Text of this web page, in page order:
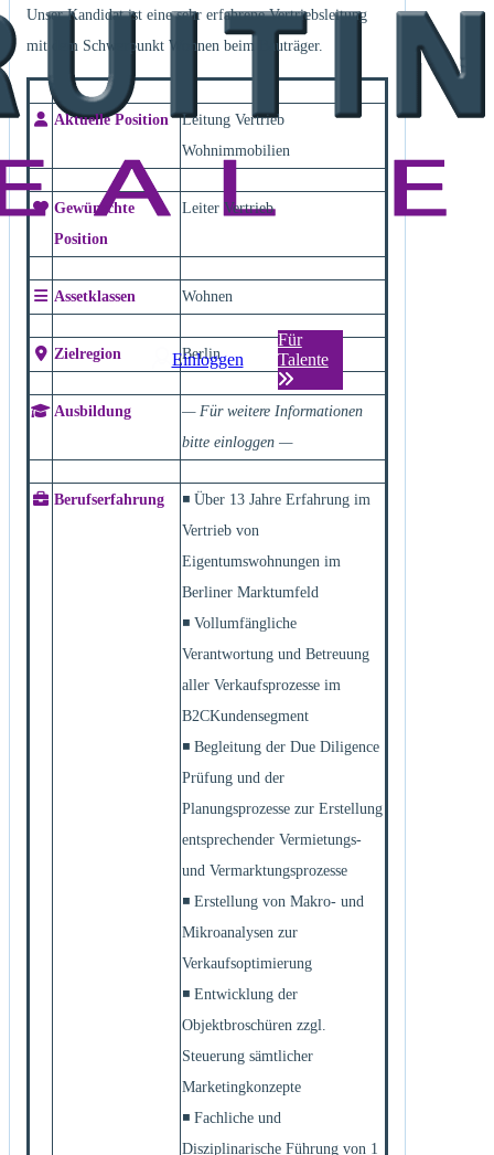
Einloggen
Für
Talente
Unser Kandidat ist eine sehr erfahrene Vertriebsleitung
mit dem Schwerpunkt Wohnen beim Bauträger.
Aktuelle Position
Leitung Vertrieb
Wohnimmobilien
Gewünschte
Position
Leiter Vertrieb
Assetklassen Wohnen
Zielregion Berlin
Ausbildung
— Für weitere Informationen
bitte einloggen —
Berufserfahrung
◾ Über 13 Jahre Erfahrung im
Vertrieb von
Eigentumswohnungen im
Berliner Marktumfeld
◾ Vollumfängliche
Verantwortung und Betreuung
aller Verkaufsprozesse im
B2CKundensegment
◾ Begleitung der Due Diligence
Prüfung und der
Planungsprozesse zur Erstellung
entsprechender Vermietungs-
und Vermarktungsprozesse
◾ Erstellung von Makro- und
Mikroanalysen zur
Verkaufsoptimierung
◾ Entwicklung der
Objektbroschüren zzgl.
Steuerung sämtlicher
Marketingkonzepte
◾ Fachliche und
Disziplinarische Führung von 1